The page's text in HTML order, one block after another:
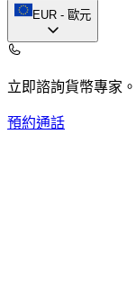
EUR - 歐元
立即諮詢貨幣專家。
預約通話